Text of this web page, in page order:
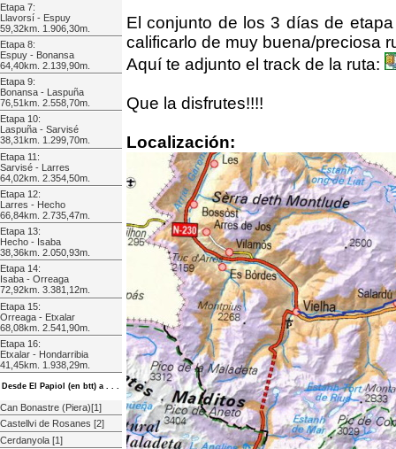
Etapa 7:
Llavorsí - Espuy
59,32km. 1.906,30m.
Etapa 8:
Espuy - Bonansa
64,40km. 2.139,90m.
Etapa 9:
Bonansa - Laspuña
76,51km. 2.558,70m.
Etapa 10:
Laspuña - Sarvisé
38,31km. 1.299,70m.
Etapa 11:
Sarvisé - Larres
64,02km. 2.354,50m.
Etapa 12:
Larres - Hecho
66,84km. 2.735,47m.
Etapa 13:
Hecho - Isaba
38,36km. 2.050,93m.
Etapa 14:
Isaba - Orreaga
72,92km. 3.381,12m.
Etapa 15:
Orreaga - Etxalar
68,08km. 2.541,90m.
Etapa 16:
Etxalar - Hondarribia
41,45km. 1.938,29m.
Desde El Papiol (en btt) a . . .
Can Bonastre (Piera)[1]
Castellvi de Rosanes [2]
Cerdanyola [1]
El conjunto de los 3 días de
calificarlo de muy buena/preciosa
Aquí te adjunto el track de la ruta:
Que la disfrutes!!!!
Localización: